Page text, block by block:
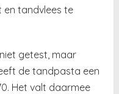
en tandvlees te
getest, maar
de tandpasta een
Het valt daarmee